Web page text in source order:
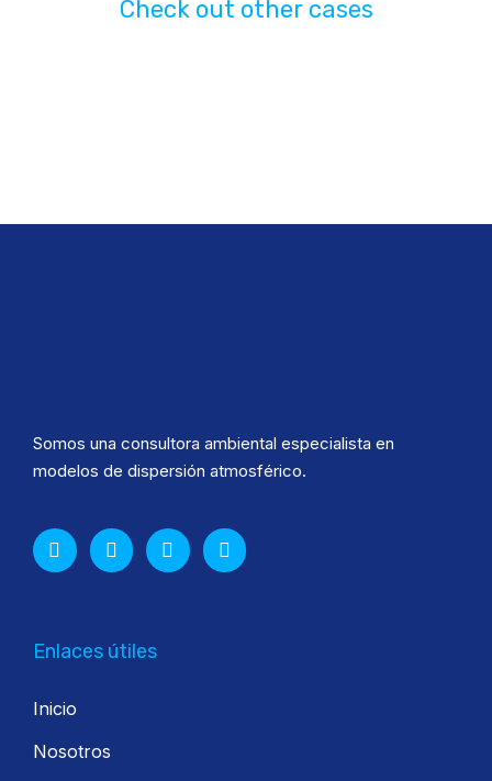
Check out other cases
Somos una consultora ambiental especialista en
modelos de dispersión atmosférico.
Enlaces útiles
Inicio
Nosotros